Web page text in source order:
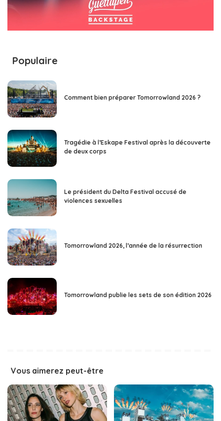
Populaire
Comment bien préparer Tomorrowland 2026 ?
Tragédie à l’Eskape Festival après la découverte
de deux corps
Le président du Delta Festival accusé de
violences sexuelles
Tomorrowland 2026, l’année de la résurrection
Tomorrowland publie les sets de son édition 2026
Vous aimerez peut-être